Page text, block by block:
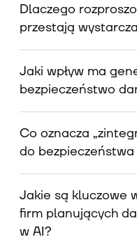
Dlaczego
przestają
Jaki wpływ ma
bezpieczeństwo
Co oznacza
do
Jakie są kluczowe
firm planujących
w AI?